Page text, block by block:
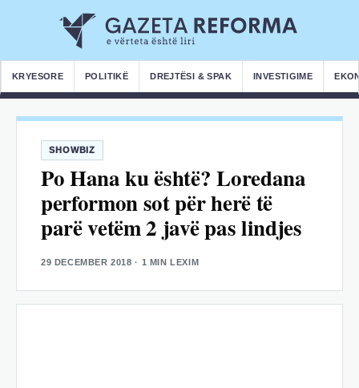
KRYESORE POLITIKË DREJTËSI & SPAK INVESTIGIME
SHOWBIZ
Po Hana ku është? Loredana
performon sot për herë të
parë vetëm 2 javë pas lindjes
29 DECEMBER 2018 · 1 MIN LEXIM